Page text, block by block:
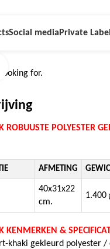
Social media Private Label
ROBUUSTE POLYESTER
AFMETING
40x31x22
cm.
1.400
KENMERKEN &
khaki gekleurd polyester /
for.